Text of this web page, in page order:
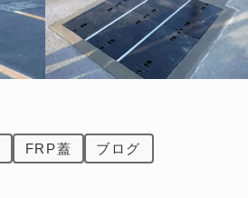
FRP蓋 ブログ